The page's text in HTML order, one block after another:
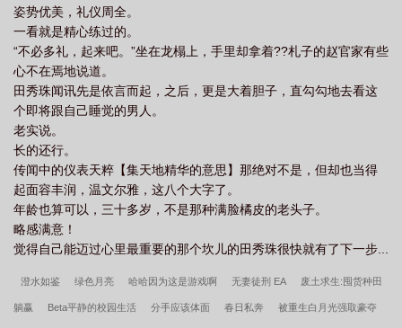
姿势优美，礼仪周全。
一看就是精心练过的。
“不必多礼，起来吧。”坐在龙榻上，手里却拿着??札子的赵官家有些
心不在焉地说道。
田秀珠闻讯先是依言而起，之后，更是大着胆子，直勾勾地去看这
个即将跟自己睡觉的男人。
老实说。
长的还行。
传闻中的仪表天粹【集天地精华的意思】那绝对不是，但却也当得
起面容丰润，温文尔雅，这八个大字了。
年龄也算可以，三十多岁，不是那种满脸橘皮的老头子。
略感满意！
觉得自己能迈过心里最重要的那个坎儿的田秀珠很快就有了下一步...
澄水如鉴 绿色月亮 哈哈因为这是游戏啊 无妻徒刑 EA 废土求生:囤货种田
躺赢 Beta平静的校园生活 分手应该体面 春日私奔 被重生白月光强取豪夺